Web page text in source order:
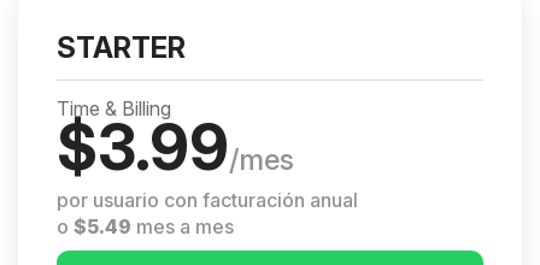
STARTER
Time & Billing
$3.99/mes
por usuario con facturación anual
o $5.49 mes a mes